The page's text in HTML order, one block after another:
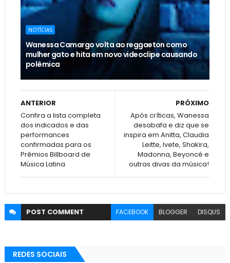
NOTÍCIAS
Wanessa Camargo volta ao reggaeton como
mulher gato e hita em novo videoclipe causando
polêmica
PRÓXIMO
Após críticas, Wanessa
desabafa e diz que se
inspira em Anitta, Claudia
Leitte, Ivete, Shakira,
Madonna, Beyoncé e
outras divas da música!
ANTERIOR
Confira a lista completa
dos indicados e das
performances
confirmadas para os
Prêmios Billboard de
Música Latina
POST COMMENT FACEBOOK BLOGGER DISQUS
REDES SOCIAIS